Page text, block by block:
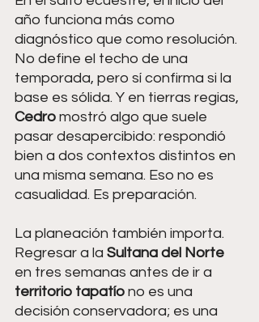
año funciona más como
diagnóstico que como resolución.
No define el techo de una
temporada, pero sí confirma si la
base es sólida. Y en tierras regias,
Cedro mostró algo que suele
pasar desapercibido: respondió
bien a dos contextos distintos en
una misma semana. Eso no es
casualidad. Es preparación.
La planeación también importa.
Regresar a la Sultana del Norte
en tres semanas antes de ir a
territorio tapatío no es una
decisión conservadora; es una